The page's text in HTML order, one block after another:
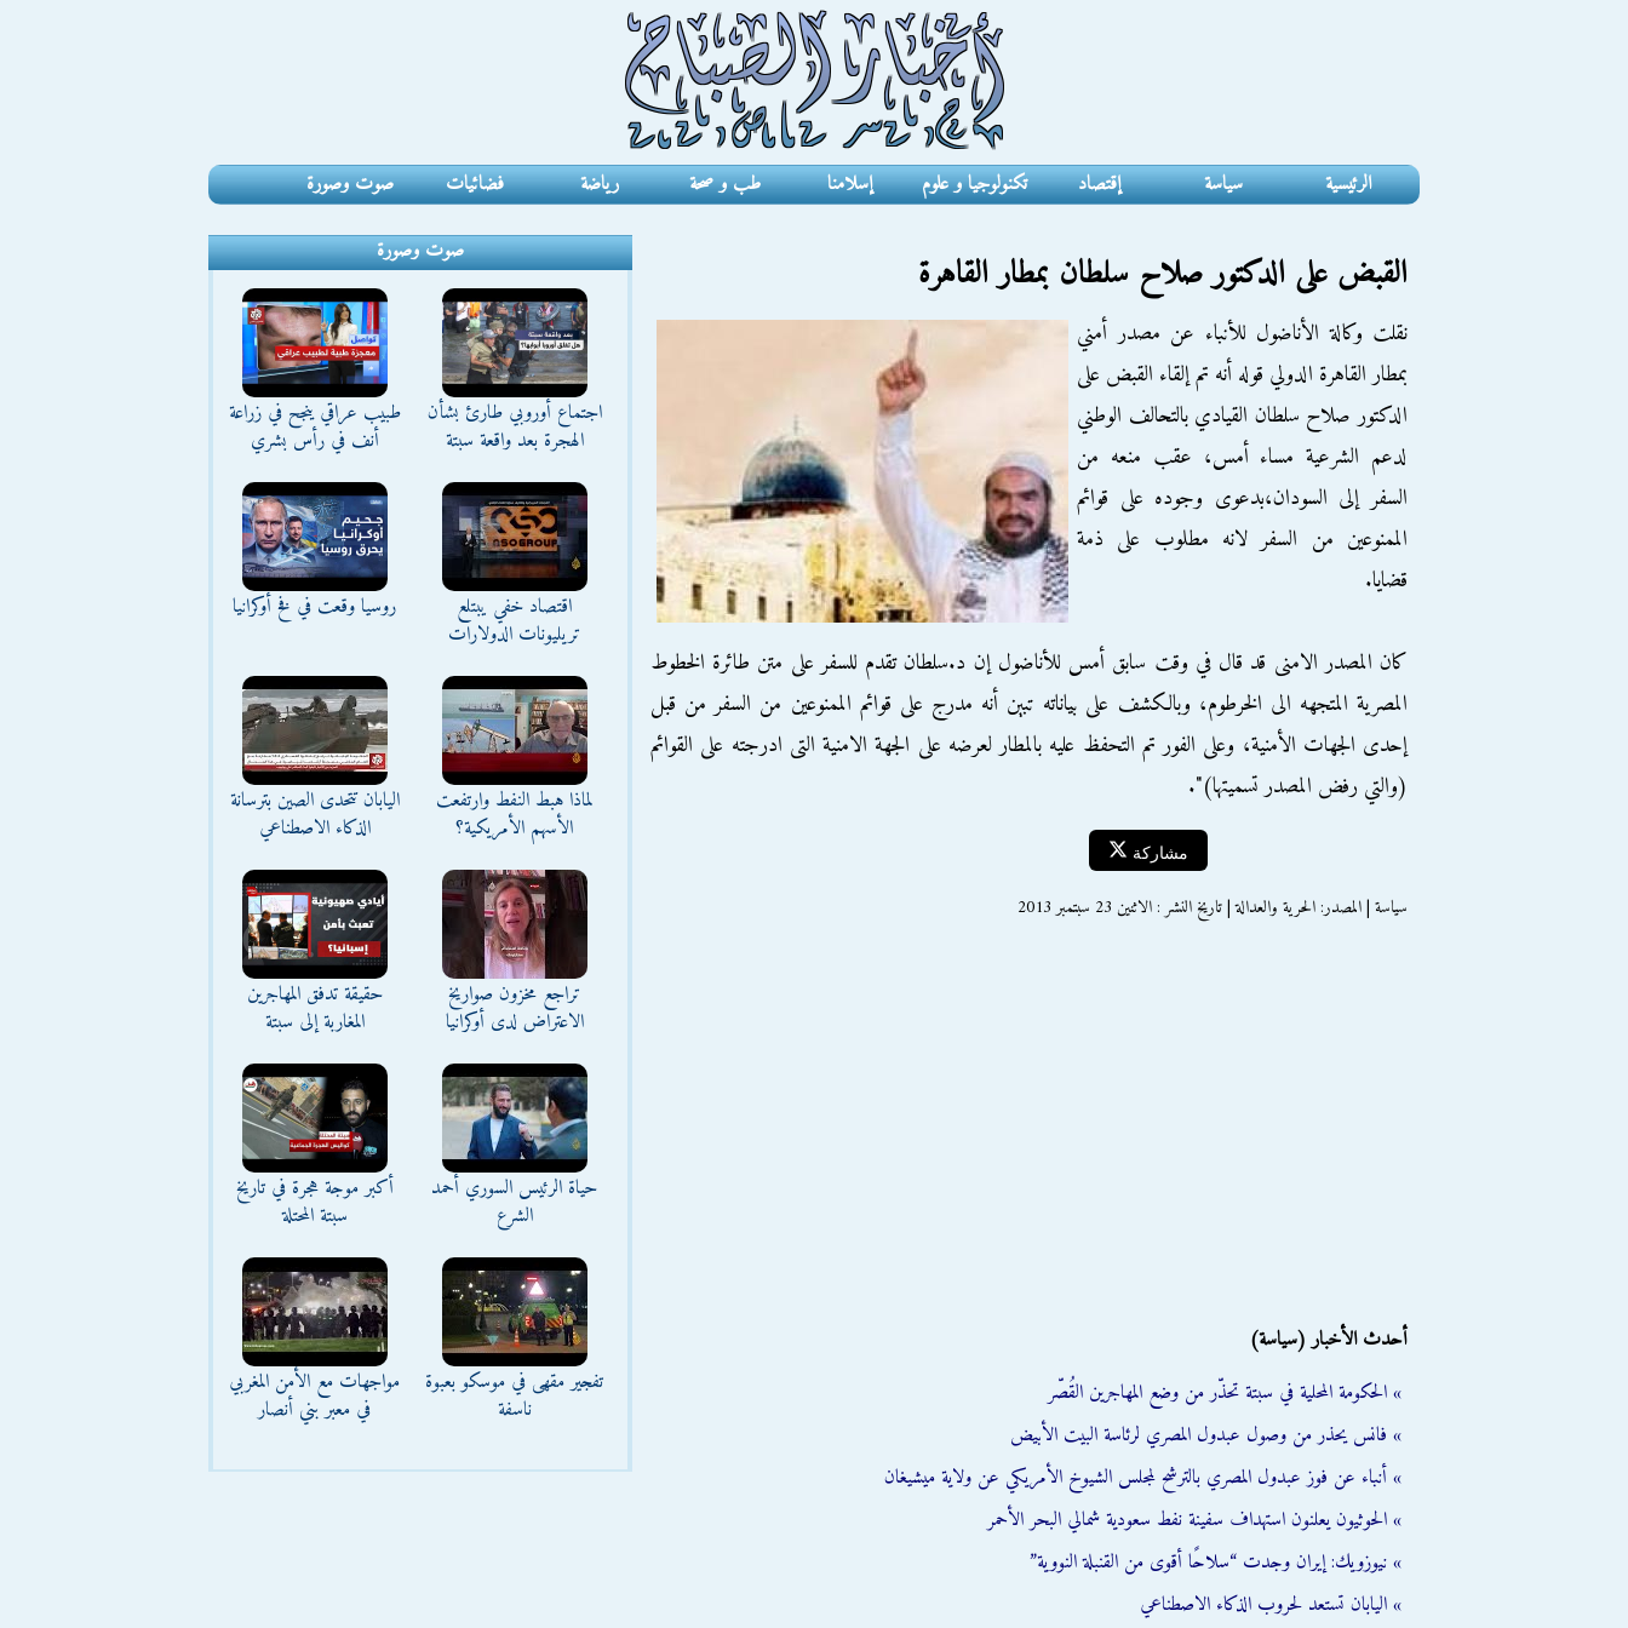
الرئيسية سياسة إقتصاد تكنولوجيا و علوم إسلامنا طب و صحة رياضة فضائيات صوت وصورة
القبض على الدكتور صلاح سلطان بمطار القاهرة
نقلت وكالة الأناضول للأنباء عن مصدر أمني
بمطار القاهرة الدولي قوله أنه تم إلقاء القبض على
الدكتور صلاح سلطان القيادي بالتحالف الوطني
لدعم الشرعية مساء أمس، عقب منعه من
السفر إلى السودان،بدعوى وجوده على قوائم
الممنوعين من السفر لانه مطلوب على ذمة
قضايا.
كان المصدر الامنى قد قال في وقت سابق أمس للأناضول إن د.سلطان تقدم للسفر على متن طائرة الخطوط
المصرية المتجهه الى الخرطوم، وبالكشف على بياناته تبين أنه مدرج على قوائم الممنوعين من السفر من قبل
إحدى الجهات الأمنية، وعلى الفور تم التحفظ عليه بالمطار لعرضه على الجهة الامنية التى ادرجته على القوائم
(والتي رفض المصدر تسميتها)".
مشاركة
سياسة | المصدر: الحرية والعدالة | تاريخ النشر : الاثنين 23 سبتمبر 2013
أحدث الأخبار (سياسة)
» الحكومة المحلية في سبتة تحذّر من وضع المهاجرين القُصّر
» فانس يحذر من وصول عبدول المصري لرئاسة البيت الأبيض
» أنباء عن فوز عبدول المصري بالترشح لمجلس الشيوخ الأمريكي عن ولاية ميشيغان
» الحوثيون يعلنون استهداف سفينة نفط سعودية شمالي البحر الأحمر
» نيوزويك: إيران وجدت “سلاحًا أقوى من القنبلة النووية”
» اليابان تستعد لحروب الذكاء الاصطناعي
صوت وصورة
اجتماع أوروبي طارئ بشأن
الهجرة بعد واقعة سبتة
طبيب عراقي ينجح في زراعة
أنف في رأس بشري
اقتصاد خفي يبتلع
تريليونات الدولارات
روسيا وقعت في فخ أوكرانيا
لماذا هبط النفط وارتفعت
الأسهم الأمريكية؟
اليابان تتحدى الصين بترسانة
الذكاء الاصطناعي
تراجع مخزون صواريخ
الاعتراض لدى أوكرانيا
حقيقة تدفق المهاجرين
المغاربة إلى سبتة
حياة الرئيس السوري أحمد
الشرع
أكبر موجة هجرة في تاريخ
سبتة المحتلة
تفجير مقهى في موسكو بعبوة
ناسفة
مواجهات مع الأمن المغربي
في معبر بني أنصار